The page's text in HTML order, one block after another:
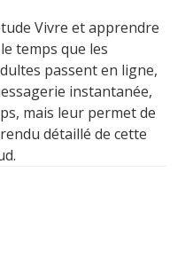
Vivre et apprendre
temps que les
passent en ligne,
instantanée,
mais leur permet de
détaillé de cette